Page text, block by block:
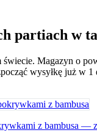
partiach w
Magazyn o
wysyłkę już w 1
z bambusa —